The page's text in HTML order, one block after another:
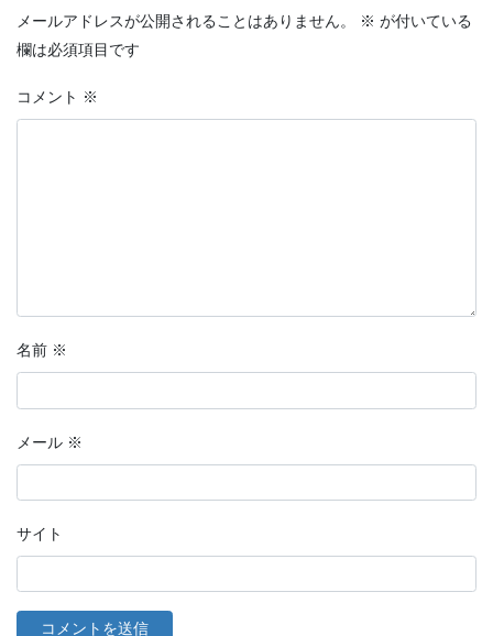
メールアドレスが公開されることはありません。 ※ が付いている
欄は必須項目です
コメント ※
名前 ※
メール ※
サイト